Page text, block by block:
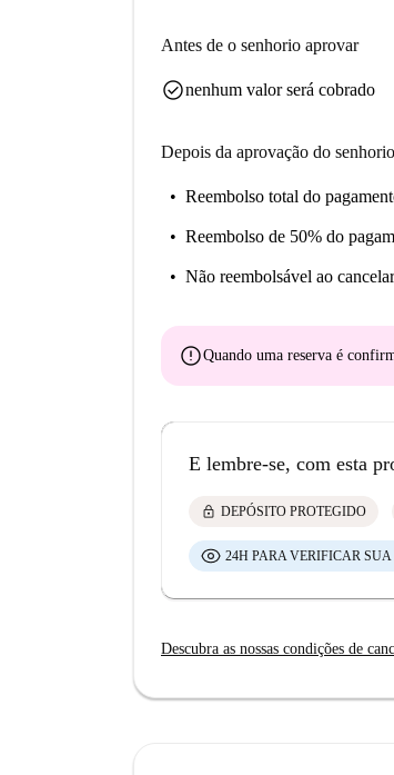
Antes de o senhorio aprovar
check_circlenenhum valor será cobrado
Depois da aprovação do
Reembolso total do
Reembolso de 50% do
Não reembolsável ao
errorQuando uma reserva é
E lembre-se, com esta
lock DEPÓSITO PROTEGIDO
24H PARA VERIFICAR
Descubra as nossas condições de